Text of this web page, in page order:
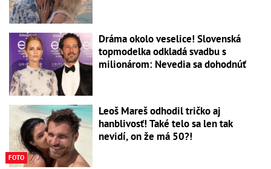
Dráma okolo veselice! Slovenská
topmodelka odkladá svadbu s
milionárom: Nevedia sa dohodnúť
FOTO
Leoš Mareš odhodil tričko aj
hanblivosť! Také telo sa len tak
nevidí, on že má 50?!